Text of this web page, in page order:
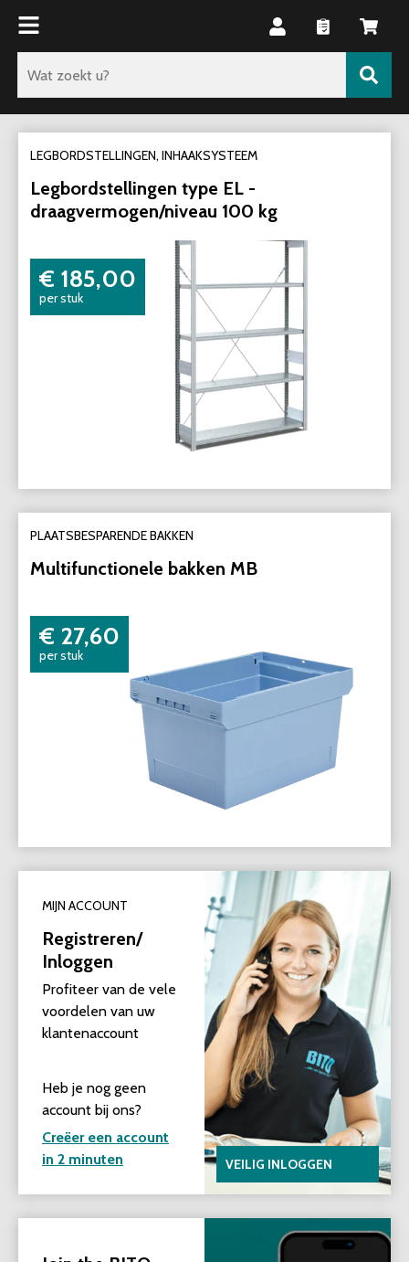
LEGBORDSTELLINGEN, INHAAKSYSTEEM
Legbordstellingen type EL -
draagvermogen/niveau 100 kg
€ 185,00
per stuk
PLAATSBESPARENDE BAKKEN
Multifunctionele bakken MB
€ 27,60
per stuk
MIJN ACCOUNT
Registreren/
Inloggen
Profiteer van de vele
voordelen van uw
klantenaccount
Heb je nog geen
account bij ons?
Creëer een account
in 2 minuten
VEILIG INLOGGEN